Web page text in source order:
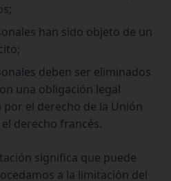
han sido objeto de un
deben ser eliminados
una obligación legal
por el derecho de la Unión
derecho francés.
significa que puede
a la limitación del